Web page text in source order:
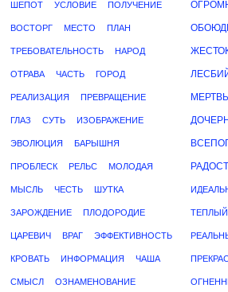
ШЕПОТ УСЛОВИЕ ПОЛУЧЕНИЕ
ВОСТОРГ МЕСТО ПЛАН
ТРЕБОВАТЕЛЬНОСТЬ НАРОД
ОТРАВА ЧАСТЬ ГОРОД
РЕАЛИЗАЦИЯ ПРЕВРАЩЕНИЕ
ГЛАЗ СУТЬ ИЗОБРАЖЕНИЕ
ЭВОЛЮЦИЯ БАРЫШНЯ
ПРОБЛЕСК РЕЛЬС МОЛОДАЯ
МЫСЛЬ ЧЕСТЬ ШУТКА
ЗАРОЖДЕНИЕ ПЛОДОРОДИЕ
ЦАРЕВИЧ ВРАГ ЭФФЕКТИВНОСТЬ
КРОВАТЬ ИНФОРМАЦИЯ ЧАША
СМЫСЛ ОЗНАМЕНОВАНИЕ
ТЕПЛЫЙ